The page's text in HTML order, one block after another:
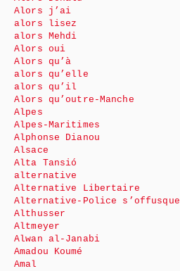
Alors j’ai
alors lisez
alors Mehdi
Alors oui
Alors qu’à
alors qu’elle
alors qu’il
Alors qu’outre-Manche
Alpes
Alpes-Maritimes
Alphonse Dianou
Alsace
Alta Tansió
alternative
Alternative Libertaire
Alternative-Police s’offusque
Althusser
Altmeyer
Alwan al-Janabi
Amadou Koumé
Amal